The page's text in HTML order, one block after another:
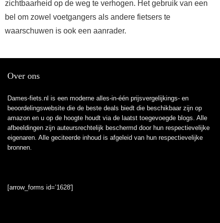
zichtbaarheid op de weg te verhogen. Het gebruik van een
bel om zowel voetgangers als andere fietsers te
waarschuwen is ook een aanrader.
Over ons
Dames-fiets.nl is een moderne alles-in-één prijsvergelijkings- en
beoordelingswebsite die de beste deals biedt die beschikbaar zijn op
amazon en u op de hoogte houdt via de laatst toegevoegde blogs. Alle
afbeeldingen zijn auteursrechtelijk beschermd door hun respectievelijke
eigenaren. Alle geciteerde inhoud is afgeleid van hun respectievelijke
bronnen.
[arrow_forms id=’1628′]